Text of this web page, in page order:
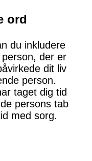
ord
du inkludere
der er
dit liv
person.
taget dig tid
persons tab
med sorg.